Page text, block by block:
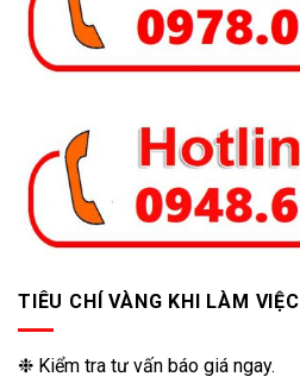
TIÊU CHÍ VÀNG KHI LÀM VIỆC
❉ Kiểm tra tư vấn báo giá ngay.